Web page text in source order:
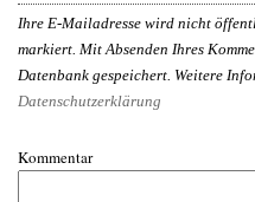
Ihre E-Mailadresse wird nicht
markiert. Mit Absenden Ihres
Datenbank gespeichert. Weitere
Datenschutzerklärung
Kommentar